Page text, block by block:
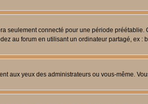
seulement connecté pour une période
au forum en utilisant un ordinateur partagé, ex :
aux yeux des administrateurs ou vous-même.